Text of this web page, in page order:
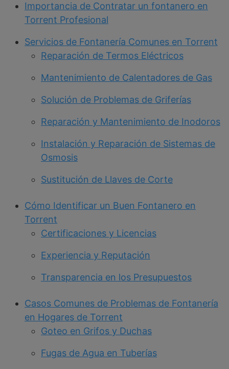
Importancia de Contratar un fontanero en
Torrent Profesional
Servicios de Fontanería Comunes en Torrent
Reparación de Termos Eléctricos
Mantenimiento de Calentadores de Gas
Solución de Problemas de Griferías
Reparación y Mantenimiento de Inodoros
Instalación y Reparación de Sistemas de
Osmosis
Sustitución de Llaves de Corte
Cómo Identificar un Buen Fontanero en
Torrent
Certificaciones y Licencias
Experiencia y Reputación
Transparencia en los Presupuestos
Casos Comunes de Problemas de Fontanería
en Hogares de Torrent
Goteo en Grifos y Duchas
Fugas de Agua en Tuberías